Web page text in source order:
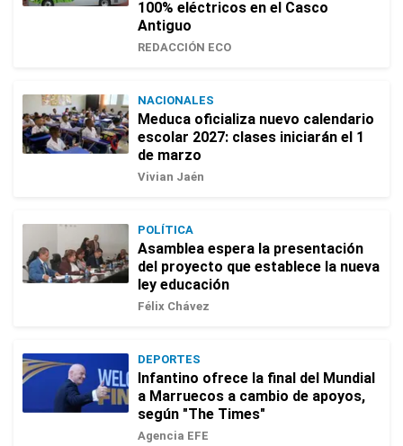
100% eléctricos en el Casco
Antiguo
REDACCIÓN ECO
NACIONALES
Meduca oficializa nuevo calendario
escolar 2027: clases iniciarán el 1
de marzo
Vivian Jaén
POLÍTICA
Asamblea espera la presentación
del proyecto que establece la nueva
ley educación
Félix Chávez
DEPORTES
Infantino ofrece la final del Mundial
a Marruecos a cambio de apoyos,
según "The Times"
Agencia EFE